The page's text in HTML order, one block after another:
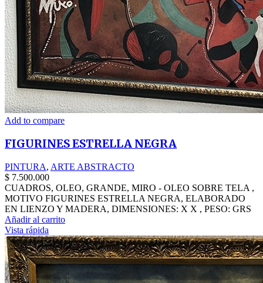
Add to compare
FIGURINES ESTRELLA NEGRA
PINTURA, ARTE ABSTRACTO
$ 7.500.000
CUADROS, OLEO, GRANDE, MIRO - OLEO SOBRE TELA ,
MOTIVO FIGURINES ESTRELLA NEGRA, ELABORADO
EN LIENZO Y MADERA, DIMENSIONES: X X , PESO: GRS
Añadir al carrito
Vista rápida